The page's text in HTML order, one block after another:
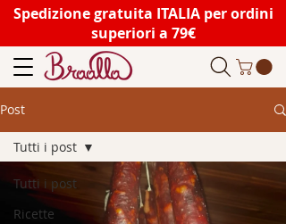
Spedizione gratuita ITALIA per ordini
superiori a 79€
Post
Tutti i post
Ricette
Tutti i post